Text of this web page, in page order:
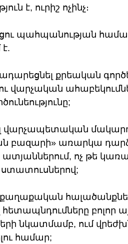
է, ուրիշ ոչինչ։
պահպանության
քրեական
ու վարչական
վարչապետական
առարկա
ոչ թե
ստատուսներով;
քաղաքական
բոլոր
նկատմամբ, ում
համար;